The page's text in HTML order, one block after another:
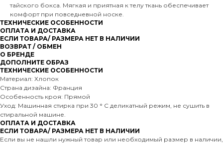
тайского бокса. Мягкая и приятная к телу ткань обеспечивает
комфорт при повседневной носке.
ТЕХНИЧЕСКИЕ ОСОБЕННОСТИ
ОПЛАТА И ДОСТАВКА
ЕСЛИ ТОВАРА/ РАЗМЕРА НЕТ В НАЛИЧИИ
ВОЗВРАТ / ОБМЕН
О БРЕНДЕ
ДОПОЛНИТЕ ОБРАЗ
ТЕХНИЧЕСКИЕ ОСОБЕННОСТИ
Материал: Хлопок
Страна дизайна: Франция
Особенность кроя: Прямой
Уход: Машинная стирка при 30 ° C деликатный режим, не сушить в
стиральной машине.
ОПЛАТА И ДОСТАВКА
ЕСЛИ ТОВАРА/ РАЗМЕРА НЕТ В НАЛИЧИИ
Если вы не нашли нужный товар или необходимый размер в наличии,